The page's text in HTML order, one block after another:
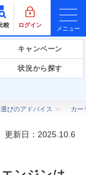
較 ログイン
メニュー
キャンペーン
状況から探す
びのアドバイス カー
更新日：2025.10.6